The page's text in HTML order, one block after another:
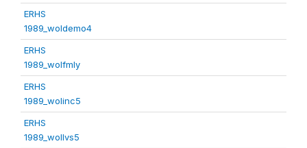
ERHS
1989_woldemo4
ERHS
1989_wolfmly
ERHS
1989_wolinc5
ERHS
1989_wollvs5